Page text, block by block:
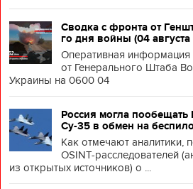
Сводка с фронта от
го дня войны (04
Оперативная
от Генерального Штаба
Украины на 0600 04
Россия могла пообещать
Су-35 в обмен на
Как отмечают аналитики,
OSINT-расследователей
из открытых источников) о ...